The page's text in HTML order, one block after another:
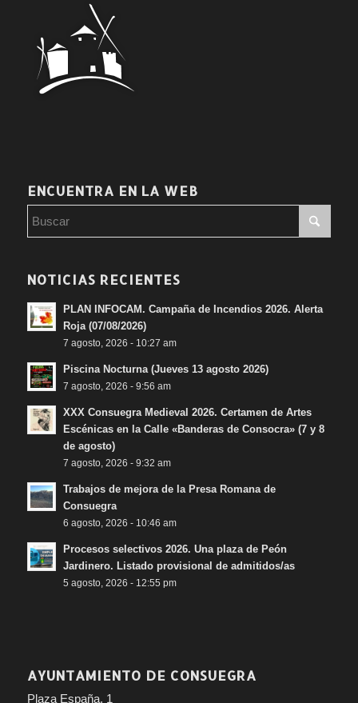
ENCUENTRA EN LA WEB
NOTICIAS RECIENTES
PLAN INFOCAM. Campaña de Incendios 2026. Alerta
Roja (07/08/2026)
7 agosto, 2026 - 10:27 am
Piscina Nocturna (Jueves 13 agosto 2026)
7 agosto, 2026 - 9:56 am
XXX Consuegra Medieval 2026. Certamen de Artes
Escénicas en la Calle «Banderas de Consocra» (7 y 8
de agosto)
7 agosto, 2026 - 9:32 am
Trabajos de mejora de la Presa Romana de
Consuegra
6 agosto, 2026 - 10:46 am
Procesos selectivos 2026. Una plaza de Peón
Jardinero. Listado provisional de admitidos/as
5 agosto, 2026 - 12:55 pm
AYUNTAMIENTO DE CONSUEGRA
Plaza España, 1